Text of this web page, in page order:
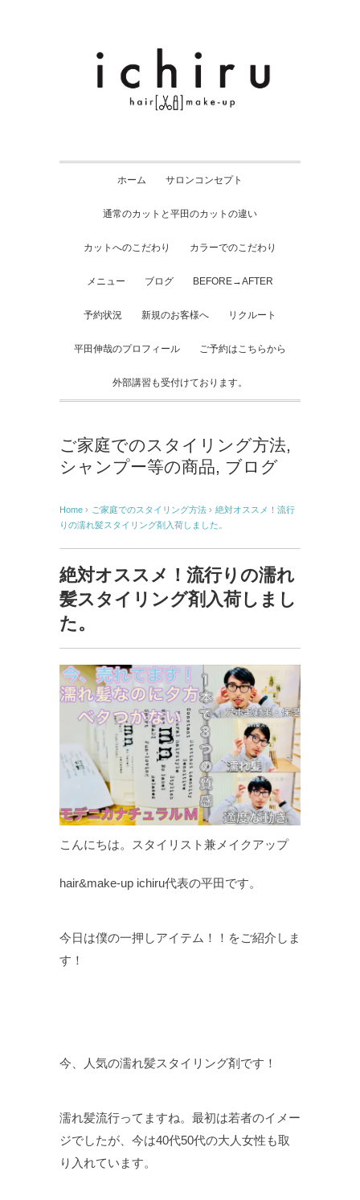
ホーム サロンコンセプト
通常のカットと平田のカットの違い
カットへのこだわり カラーでのこだわり
メニュー ブログ BEFORE→AFTER
予約状況 新規のお客様へ リクルート
平田伸哉のプロフィール ご予約はこちらから
外部講習も受付けております。
ご家庭でのスタイリング方法,
シャンプー等の商品, ブログ
Home › ご家庭でのスタイリング方法 › 絶対オススメ！流行
りの濡れ髪スタイリング剤入荷しました。
絶対オススメ！流行りの濡れ
髪スタイリング剤入荷しまし
た。
こんにちは。スタイリスト兼メイクアップ
hair&make-up ichiru代表の平田です。
今日は僕の一押しアイテム！！をご紹介しま
す！
今、人気の濡れ髪スタイリング剤です！
濡れ髪流行ってますね。最初は若者のイメー
ジでしたが、今は40代50代の大人女性も取
り入れています。